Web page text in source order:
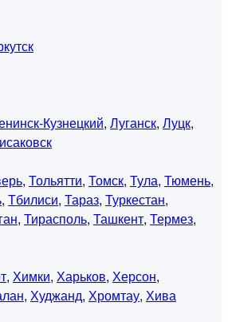
Кузнецкий, Луганск, Луцк,
, Тольятти, Томск, Тула, Тюмень,
, Тбилиси, Тараз, Туркестан,
, Тирасполь, Ташкент, Термез,
, Химки, Харьков, Херсон,
, Худжанд, Хромтау, Хива